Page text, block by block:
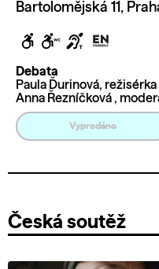
Bartolomějská 11,
Debata
Paula Ďurinová, režisérka
Anna Řezníčková ,
Vyprodáno
Česká soutěž